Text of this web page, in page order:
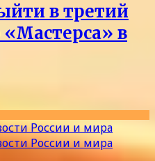
в третий
«Мастерса» в